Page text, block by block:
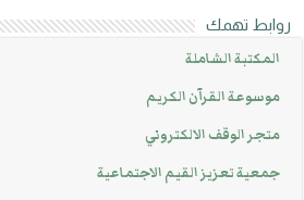
روابط تهمك
المكتبة الشاملة
موسوعة القرآن الكريم
متجر الوقف الالكتروني
جمعية تعزيز القيم الاجتماعية